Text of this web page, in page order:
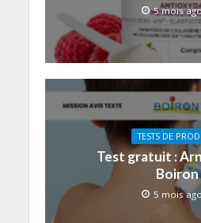
5 mois
TESTS DE
Test gratuit :
Boiron
5 mois ago